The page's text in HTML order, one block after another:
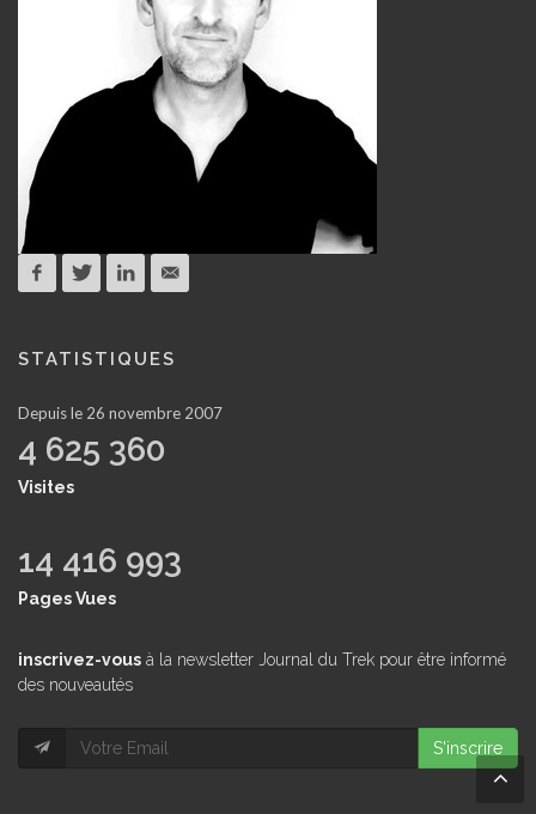
STATISTIQUES
Depuis le 26 novembre 2007
4 625 360
Visites
14 416 993
Pages Vues
inscrivez-vous à la newsletter Journal du Trek pour être informé
des nouveautés
S'inscrire